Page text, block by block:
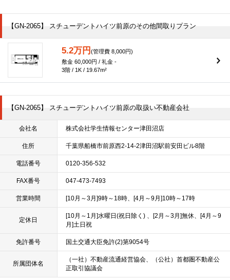
【GN-2065】 スチューデントハイツ前原のその他間取りプラン
5.2万円 (管理費 8,000円)
敷金 60,000円 / 礼金 -
3階 / 1K / 19.67m²
【GN-2065】 スチューデントハイツ前原の取扱い不動産会社
会社名 株式会社学生情報センター津田沼店
住所 千葉県船橋市前原西2-14-2津田沼駅前安田ビル8階
電話番号 0120-356-532
FAX番号 047-473-7493
営業時間 [10月～3月]9時～18時、[4月～9月]10時～17時
定休日
[10月～1月]水曜日(祝日除く) 、[2月～3月]無休、[4月～9
月]土日祝
免許番号 国土交通大臣免許(2)第9054号
所属団体名
（一社）不動産流通経営協会、（公社）首都圏不動産公
正取引協議会